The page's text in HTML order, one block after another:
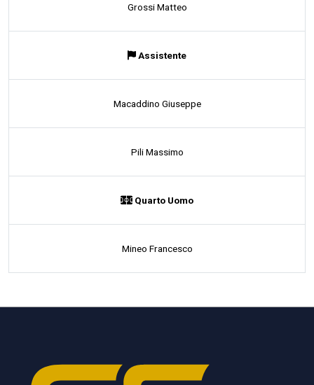
Grossi Matteo
Assistente
Macaddino Giuseppe
Pili Massimo
Quarto Uomo
Mineo Francesco